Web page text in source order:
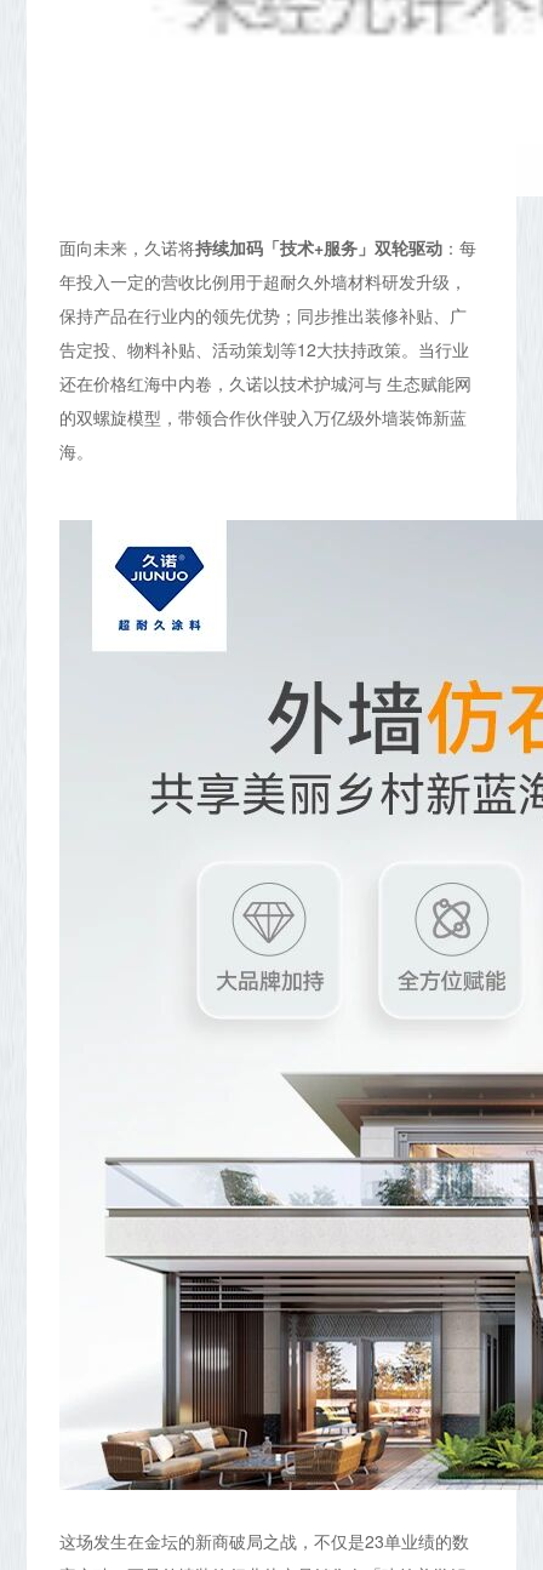
面向未来，久诺将持续加码「技术+服务」双轮驱动 ：每
年投入一定的营收比例用于超耐久外墙材料研发升级，
保持产品在行业内的领先优势；同步推出装修补贴、广
告定投、物料补贴、活动策划等12大扶持政策。当行业
还在价格红海中内卷，久诺以技术护城河与 生态赋能网
的双螺旋模型，带领合作伙伴驶入万亿级外墙装饰新蓝
海。
这场发生在金坛的新商破局之战，不仅是23单业绩的数